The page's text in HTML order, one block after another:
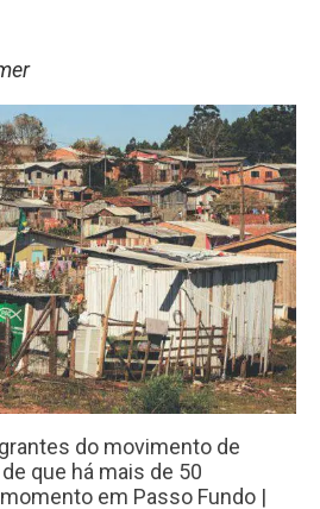
do movimento de
que há mais de 50
em Passo Fundo |